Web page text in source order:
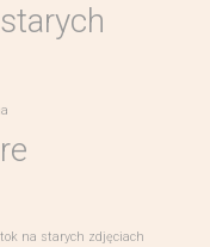
na starych zdjęciach